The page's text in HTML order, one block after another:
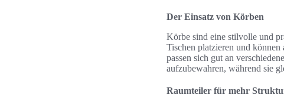
Der Einsatz von Körben
Körbe sind eine stilvolle und
Tischen platzieren und
passen sich gut an
aufzubewahren, während sie
Raumteiler für mehr